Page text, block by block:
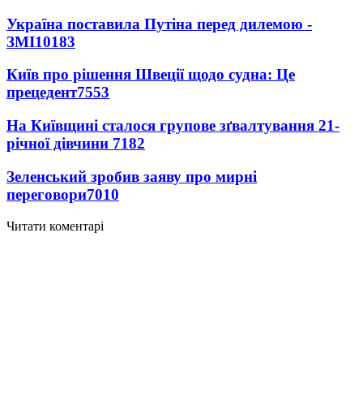
Україна поставила Путіна перед дилемою -
ЗМІ10183
Київ про рішення Швеції щодо судна: Це
прецедент7553
На Київщині сталося групове зґвалтування 21-
річної дівчини 7182
Зеленський зробив заяву про мирні
переговори7010
Читати коментарі